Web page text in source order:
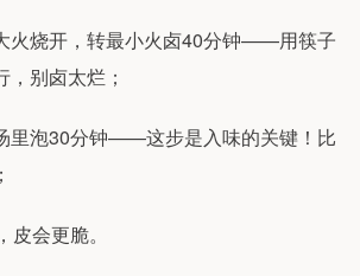
火烧开，转最小火卤40分钟——用筷子
别卤太烂；
里泡30分钟——这步是入味的关键！比
会更脆。